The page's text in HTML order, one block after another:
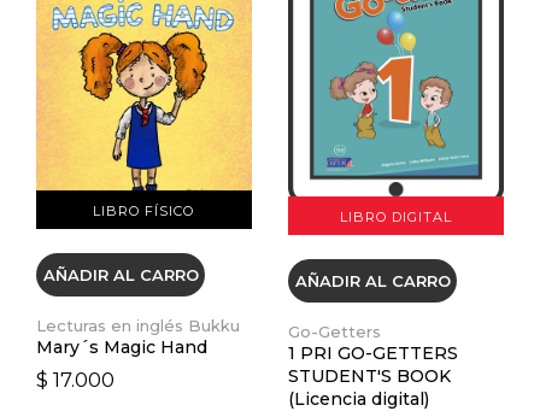
LIBRO FÍSICO
VER DETALLES
AÑADIR AL CARRO
Lecturas en inglés Bukku
Mary´s Magic Hand
$ 17.000
LIBRO DIGITAL
VER DETALLES
AÑADIR AL CARRO
Go-Getters
1 PRI GO-GETTERS
STUDENT'S BOOK
(Licencia digital)